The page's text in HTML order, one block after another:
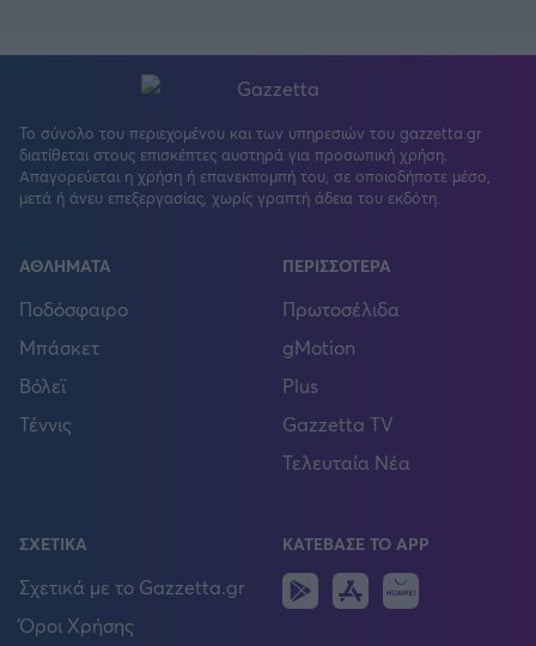
Το σύνολο του περιεχομένου και των υπηρεσιών του gazzetta.gr
διατίθεται στους επισκέπτες αυστηρά για προσωπική χρήση.
Απαγορεύεται η χρήση ή επανεκπομπή του, σε οποιοδήποτε μέσο,
μετά ή άνευ επεξεργασίας, χωρίς γραπτή άδεια του εκδότη.
ΑΘΛΗΜΑΤΑ
Ποδόσφαιρο
Μπάσκετ
Βόλεϊ
Τέννις
ΠΕΡΙΣΣΟΤΕΡΑ
Πρωτοσέλιδα
gMotion
Plus
Gazzetta TV
Τελευταία Νέα
ΣΧΕΤΙΚΑ
Σχετικά με το Gazzetta.gr
Όροι Χρήσης
ΚΑΤΕΒΑΣΕ ΤΟ APP
Android
IOS